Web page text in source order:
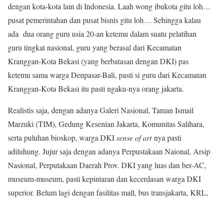
dengan kota-kota lain di Indonesia. Laah wong ibukota gitu loh…
pusat pemerintahan dan pusat bisnis gitu loh… Sehingga kalau
ada dua orang guru usia 20-an ketemu dalam suatu pelatihan
guru tingkat nasional, guru yang berasal dari Kecamatan
Kranggan-Kota Bekasi (yang berbatasan dengan DKI) pas
ketemu sama warga Denpasar-Bali, pasti si guru dari Kecamatan
Kranggan-Kota Bekasi itu pasti ngaku-nya orang jakarta.
Realistis saja, dengan adanya Galeri Nasional, Taman Ismail
Marzuki (TIM), Gedung Kesenian Jakarta, Komunitas Salihara,
serta puluhan bioskop, warga DKIsense of artnya pasti
adiluhung. Jujur saja dengan adanya Perpustakaan Naional, Arsip
Nasional, Perputakaan Daerah Prov. DKI yang luas dan ber-AC,
museum-museum, pasti kepintaran dan kecerdasan warga DKI
superior. Belum lagi dengan fasilitas mall, bus transjakarta, KRL,